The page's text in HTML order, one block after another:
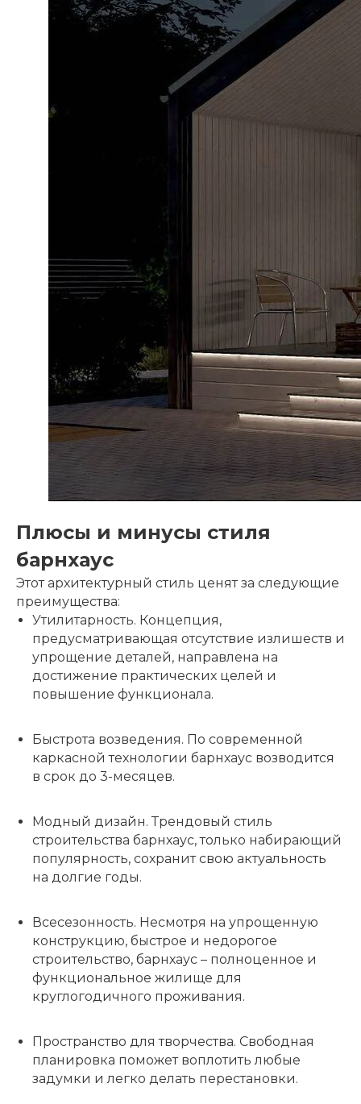
Плюсы и минусы стиля
барнхаус
Этот архитектурный стиль ценят за следующие
преимущества:
Утилитарность. Концепция,
предусматривающая отсутствие излишеств и
упрощение деталей, направлена на
достижение практических целей и
повышение функционала.
Быстрота возведения. По современной
каркасной технологии барнхаус возводится
в срок до 3-месяцев.
Модный дизайн. Трендовый стиль
строительства барнхаус, только набирающий
популярность, сохранит свою актуальность
на долгие годы.
Всесезонность. Несмотря на упрощенную
конструкцию, быстрое и недорогое
строительство, барнхаус – полноценное и
функциональное жилище для
круглогодичного проживания.
Пространство для творчества. Свободная
планировка поможет воплотить любые
задумки и легко делать перестановки.